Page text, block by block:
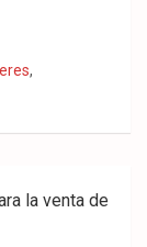
,
la venta de